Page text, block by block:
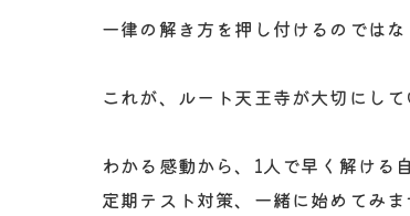
一律の解き方を押し付けるのでは
これが、ルート天王寺が大切にして
わかる感動から、1人で早く解ける自
定期テスト対策、一緒に始めてみま